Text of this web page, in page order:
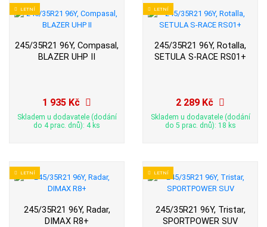
LETNÍ
245/35R21 96Y, Compasal,
BLAZER UHP II
1 935 Kč
Skladem u dodavatele (dodání
do 4 prac. dnů): 4 ks
LETNÍ
245/35R21 96Y, Rotalla,
SETULA S-RACE RS01+
2 289 Kč
Skladem u dodavatele (dodání
do 5 prac. dnů): 18 ks
LETNÍ
245/35R21 96Y, Radar,
DIMAX R8+
LETNÍ
245/35R21 96Y, Tristar,
SPORTPOWER SUV